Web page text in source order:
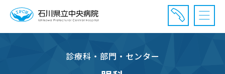
診療受付時間：午前8時20分〜午前11時20分まで
休診⽇： 土曜、日曜、祝日、年末年始
診療科・部門・センター